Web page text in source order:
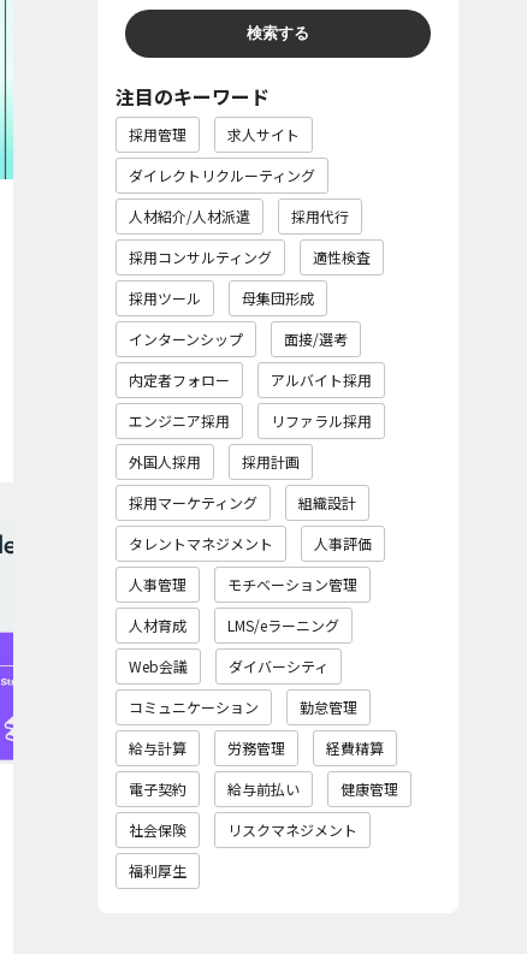
注目のキーワード
採用管理
求人サイト
ダイレクトリクルーティング
人材紹介/人材派遣
採用代行
採用コンサルティング
適性検査
採用ツール
母集団形成
インターンシップ
面接/選考
内定者フォロー
アルバイト採用
エンジニア採用
リファラル採用
外国人採用
採用計画
採用マーケティング
組織設計
タレントマネジメント
人事評価
人事管理
モチベーション管理
人材育成
LMS/eラーニング
Web会議
ダイバーシティ
コミュニケーション
勤怠管理
給与計算
労務管理
経費精算
電子契約
給与前払い
健康管理
社会保険
リスクマネジメント
福利厚生